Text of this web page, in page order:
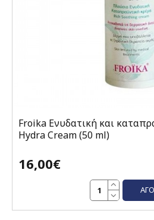
Froika Ενυδατική και
Hydra Cream (50 ml)
16,00€